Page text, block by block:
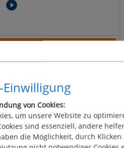
von Cookies:
um unsere Website zu
sind essenziell, andere
die Möglichkeit, durch Klicken
Italia
bis zu 25 % Rabatt
Gelegenheiten nutzen?